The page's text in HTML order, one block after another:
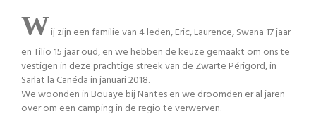
Wij zijn een familie van 4 leden, Eric, Laurence, Swana 17 jaar
en Tilio 15 jaar oud, en we hebben de keuze gemaakt om ons te
vestigen in deze prachtige streek van de Zwarte Périgord, in
Sarlat la Canéda in januari 2018.
We woonden in Bouaye bij Nantes en we droomden er al jaren
over om een camping in de regio te verwerven.